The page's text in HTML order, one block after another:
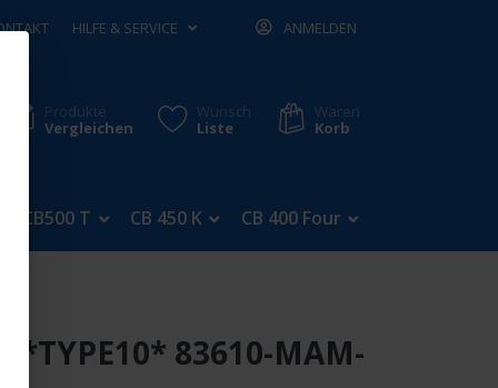
HILFE & SERVICE ANMELDEN
Produkte
Vergleichen
Wunsch
Liste
Waren
Korb
CB500 T CB 450 K CB 400 Four
83610-MAM-